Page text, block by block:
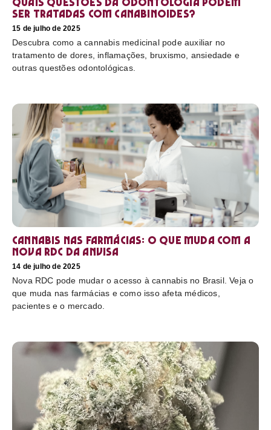
ser tratadas com canabinoides?
15 de julho de 2025
Descubra como a cannabis medicinal pode auxiliar no
tratamento de dores, inflamações, bruxismo, ansiedade e
outras questões odontológicas.
Cannabis nas farmácias: o que muda com a
nova RDC da Anvisa
14 de julho de 2025
Nova RDC pode mudar o acesso à cannabis no Brasil. Veja o
que muda nas farmácias e como isso afeta médicos,
pacientes e o mercado.